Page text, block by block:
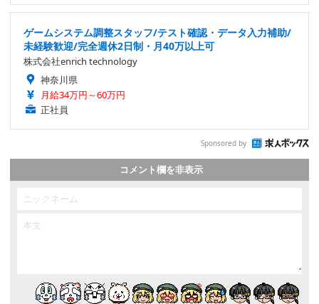
ゲームシステム調整スタッフ/テスト確認・データ入力補助/
未経験歓迎/完全週休2日制・月40万以上可
株式会社enrich technology
神奈川県
月給34万円～60万円
正社員
Sponsored by
コメント欄を非表示